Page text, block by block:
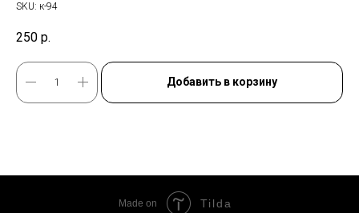
SKU: к-94
250 р.
Добавить в корзину
Made on Tilda